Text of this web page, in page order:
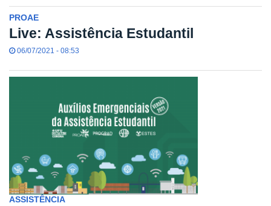
PROAE
Live: Assistência Estudantil
06/07/2021 - 08:53
ASSISTÊNCIA